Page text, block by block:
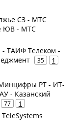
СЗ - МТС
ЮВ - МТС
- ТАИФ Телеком -
35 1
Минцифры РТ - ИТ-
- Казанский
77 1